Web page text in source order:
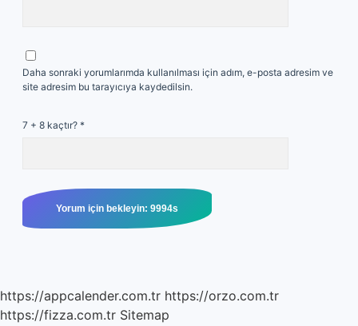
Daha sonraki yorumlarımda kullanılması için adım, e-posta adresim ve
site adresim bu tarayıcıya kaydedilsin.
7 + 8 kaçtır? *
https://appcalender.com.tr https://orzo.com.tr
https://fizza.com.tr Sitemap